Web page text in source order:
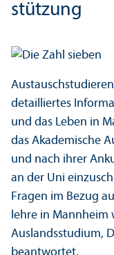
stützung
detailliertes
und das Leben in
das Akademische
und nach ihrer
an der Uni
Fragen im Bezug
lehre in Mannheim
Auslands­studium,